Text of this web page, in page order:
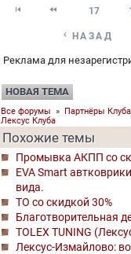
  17
 НАЗАД
Реклама для
НОВАЯ ТЕМА
Все форумы » Партнёры
Лексус Клуба
Похожие темы
Промывка АКПП со
EVA Smart
вида.
ТО со скидкой 30%
Благотворительная
TOLEX TUNING
Лексус-Измайлово: